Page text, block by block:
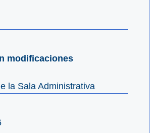
modificaciones
la Sala Administrativa